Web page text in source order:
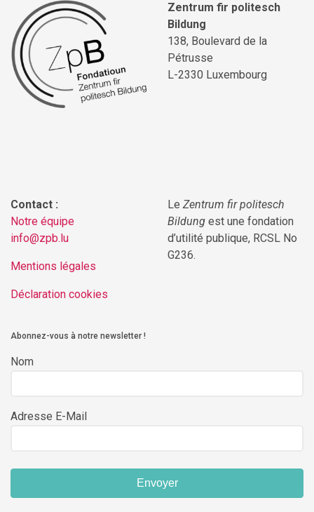
Zentrum fir politesch
Bildung
138, Boulevard de la
Pétrusse
L-2330 Luxembourg
Contact :
Notre équipe
info@zpb.lu
Mentions légales
Déclaration cookies
Le Zentrum fir politesch
Bildung est une fondation
d’utilité publique, RCSL No
G236.
Abonnez-vous à notre newsletter !
Nom
Adresse E-Mail
Envoyer